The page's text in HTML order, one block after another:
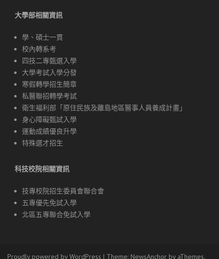
大學部相關資訊
學、碩士一貫
校內轉系考
四技二專甄選入學
大學考試入學分發
寒假轉學招生簡章
私醫聯招轉學考試
衛生福利部「原住民族及離島地區醫事人員養成計畫」
身心障礙甄試入學
運動成績優良升學
特殊選才招生
科技校院相關資訊
技專校院招生委員會聯合會
五專優先免試入學
北區五專聯合免試入學
Proudly powered by WordPress | Theme: NewsAnchor by aThemes.